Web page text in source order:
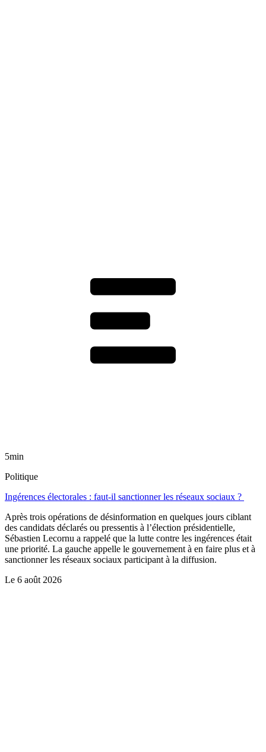
5min
Politique
Ingérences électorales : faut-il sanctionner les réseaux sociaux ?
Après trois opérations de désinformation en quelques jours ciblant
des candidats déclarés ou pressentis à l’élection présidentielle,
Sébastien Lecornu a rappelé que la lutte contre les ingérences était
une priorité. La gauche appelle le gouvernement à en faire plus et à
sanctionner les réseaux sociaux participant à la diffusion.
Le 6 août 2026